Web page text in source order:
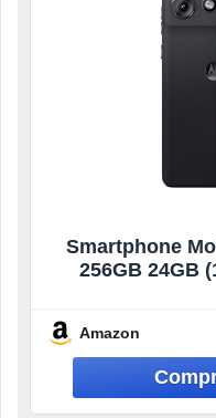
Smartphone
256GB 24GB
Amazon